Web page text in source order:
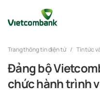
Trang thông tin điện tử Tin tức
Đảng bộ
chức hành trình